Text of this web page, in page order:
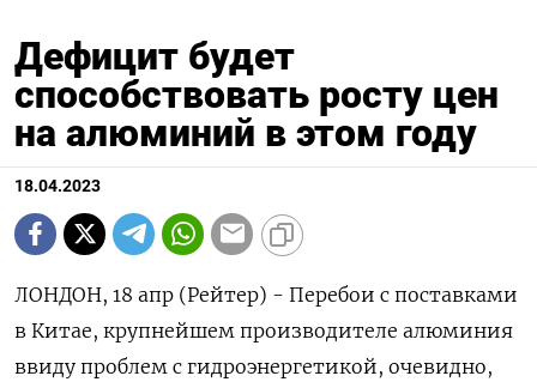
Дефицит будет
способствовать росту цен
на алюминий в этом году
18.04.2023
ЛОНДОН, 18 апр (Рейтер) - Перебои с поставками
в Китае, крупнейшем производителе алюминия
ввиду проблем с гидроэнергетикой, очевидно,